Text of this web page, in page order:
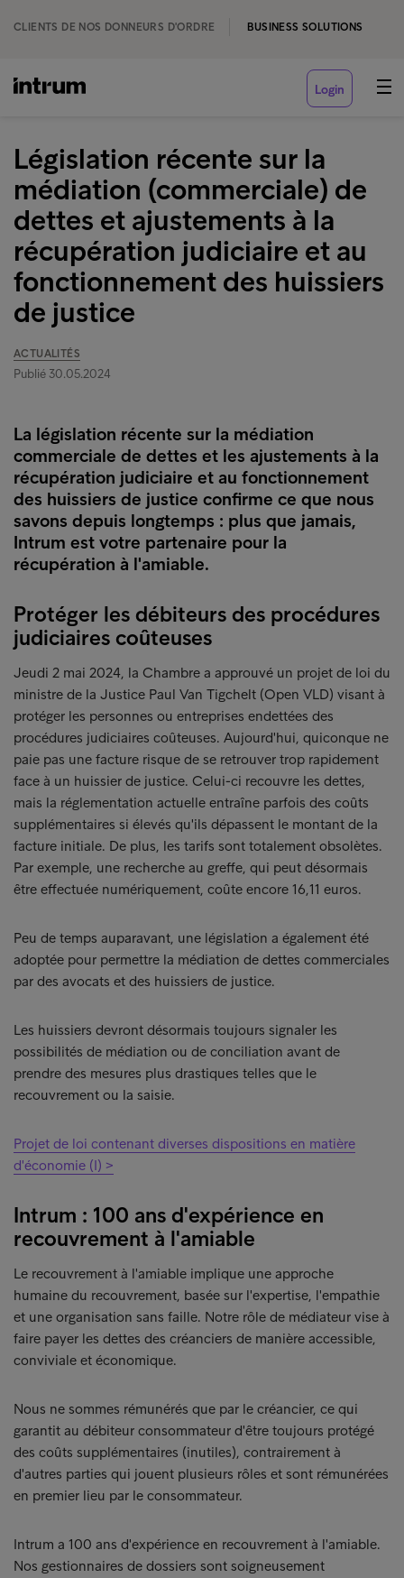
CLIENTS DE NOS DONNEURS D'ORDRE BUSINESS SOLUTIONS
Login
Législation récente sur la
médiation (commerciale) de
dettes et ajustements à la
récupération judiciaire et au
fonctionnement des huissiers
de justice
ACTUALITÉS
Publié 30.05.2024
La législation récente sur la médiation
commerciale de dettes et les ajustements à la
récupération judiciaire et au fonctionnement
des huissiers de justice confirme ce que nous
savons depuis longtemps : plus que jamais,
Intrum est votre partenaire pour la
récupération à l'amiable.
Protéger les débiteurs des procédures
judiciaires coûteuses
Jeudi 2 mai 2024, la Chambre a approuvé un projet de loi du
ministre de la Justice Paul Van Tigchelt (Open VLD) visant à
protéger les personnes ou entreprises endettées des
procédures judiciaires coûteuses. Aujourd'hui, quiconque ne
paie pas une facture risque de se retrouver trop rapidement
face à un huissier de justice. Celui-ci recouvre les dettes,
mais la réglementation actuelle entraîne parfois des coûts
supplémentaires si élevés qu'ils dépassent le montant de la
facture initiale. De plus, les tarifs sont totalement obsolètes.
Par exemple, une recherche au greffe, qui peut désormais
être effectuée numériquement, coûte encore 16,11 euros.
Peu de temps auparavant, une législation a également été
adoptée pour permettre la médiation de dettes commerciales
par des avocats et des huissiers de justice.
Les huissiers devront désormais toujours signaler les
possibilités de médiation ou de conciliation avant de
prendre des mesures plus drastiques telles que le
recouvrement ou la saisie.
Projet de loi contenant diverses dispositions en matière
d'économie (I) >
Intrum : 100 ans d'expérience en
recouvrement à l'amiable
Le recouvrement à l'amiable implique une approche
humaine du recouvrement, basée sur l'expertise, l'empathie
et une organisation sans faille. Notre rôle de médiateur vise à
faire payer les dettes des créanciers de manière accessible,
conviviale et économique.
Nous ne sommes rémunérés que par le créancier, ce qui
garantit au débiteur consommateur d'être toujours protégé
des coûts supplémentaires (inutiles), contrairement à
d'autres parties qui jouent plusieurs rôles et sont rémunérées
en premier lieu par le consommateur.
Intrum a 100 ans d'expérience en recouvrement à l'amiable.
Nos gestionnaires de dossiers sont soigneusement